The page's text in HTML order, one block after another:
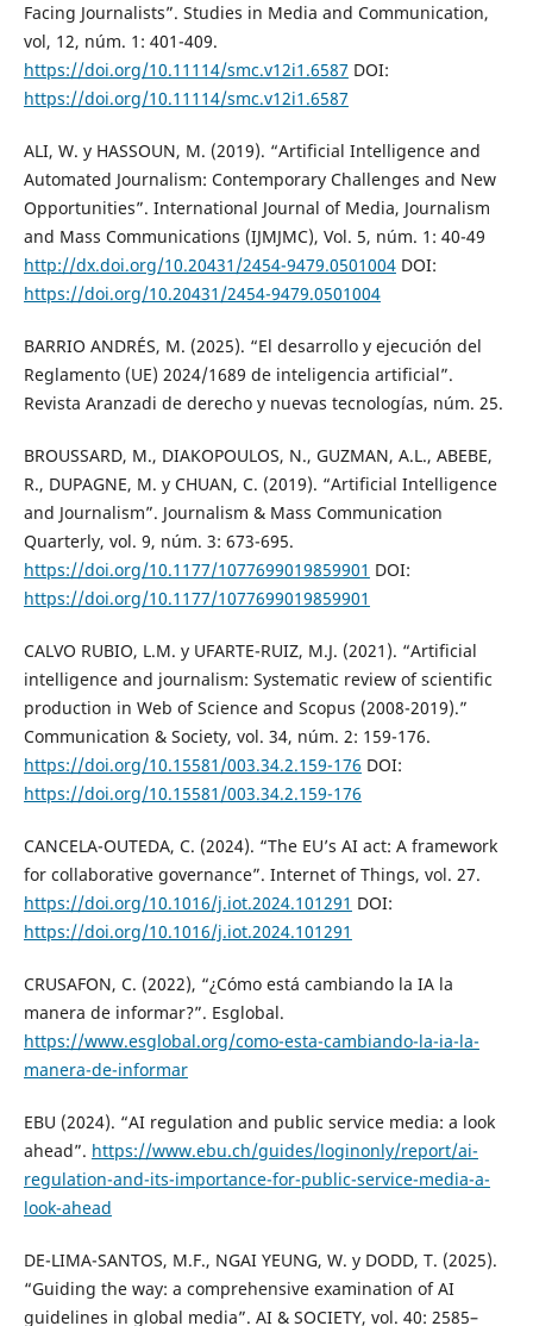
Facing Journalists”. Studies in Media and Communication,
vol, 12, núm. 1: 401-409.
https://doi.org/10.11114/smc.v12i1.6587 DOI:
https://doi.org/10.11114/smc.v12i1.6587
ALI, W. y HASSOUN, M. (2019). “Artificial Intelligence and
Automated Journalism: Contemporary Challenges and New
Opportunities”. International Journal of Media, Journalism
and Mass Communications (IJMJMC), Vol. 5, núm. 1: 40-49
http://dx.doi.org/10.20431/2454-9479.0501004DOI:
https://doi.org/10.20431/2454-9479.0501004
BARRIO ANDRÉS, M. (2025). “El desarrollo y ejecución del
Reglamento (UE) 2024/1689 de inteligencia artificial”.
Revista Aranzadi de derecho y nuevas tecnologías, núm. 25.
BROUSSARD, M., DIAKOPOULOS, N., GUZMAN, A.L., ABEBE,
R., DUPAGNE, M. y CHUAN, C. (2019). “Artificial Intelligence
and Journalism”. Journalism & Mass Communication
Quarterly, vol. 9, núm. 3: 673-695.
https://doi.org/10.1177/1077699019859901 DOI:
https://doi.org/10.1177/1077699019859901
CALVO RUBIO, L.M. y UFARTE-RUIZ, M.J. (2021). “Artificial
intelligence and journalism: Systematic review of scientific
production in Web of Science and Scopus (2008-2019).”
Communication & Society, vol. 34, núm. 2: 159-176.
https://doi.org/10.15581/003.34.2.159-176 DOI:
https://doi.org/10.15581/003.34.2.159-176
CANCELA-OUTEDA, C. (2024). “The EU’s AI act: A framework
for collaborative governance”. Internet of Things, vol. 27.
https://doi.org/10.1016/j.iot.2024.101291 DOI:
https://doi.org/10.1016/j.iot.2024.101291
CRUSAFON, C. (2022), “¿Cómo está cambiando la IA la
manera de informar?”. Esglobal.
https://www.esglobal.org/como-esta-cambiando-la-ia-la-
manera-de-informar
EBU (2024). “AI regulation and public service media: a look
ahead”. https://www.ebu.ch/guides/loginonly/report/ai-
regulation-and-its-importance-for-public-service-media-a-
look-ahead
DE-LIMA-SANTOS, M.F., NGAI YEUNG, W. y DODD, T. (2025).
“Guiding the way: a comprehensive examination of AI
guidelines in global media”. AI & SOCIETY, vol. 40: 2585–